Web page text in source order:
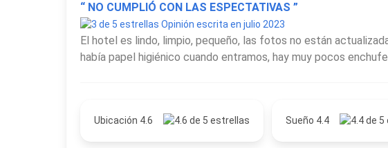
“ NO CUMPLIÓ CON LAS ESPECTATIVAS ”
Opinión escrita en julio 2023
El hotel es lindo, limpio, pequeño, las fotos no están
había papel higiénico cuando entramos, hay muy pocos
Ubicación 4.6 Sueño 4.4